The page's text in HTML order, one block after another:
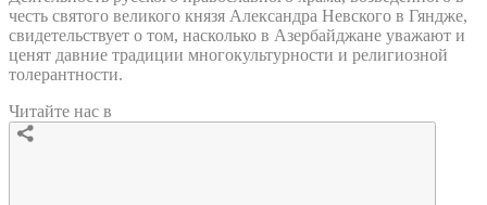
честь святого великого князя Александра Невского в Гяндже,
свидетельствует о том, насколько в Азербайджане уважают и
ценят давние традиции многокультурности и религиозной
толерантности.
Читайте нас в